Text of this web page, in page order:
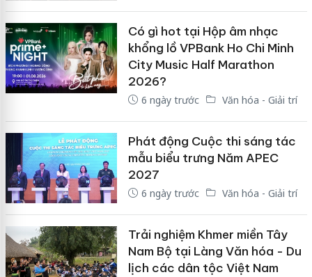
Có gì hot tại Hộp âm nhạc
khổng lồ VPBank Ho Chi Minh
City Music Half Marathon
2026?
6 ngày trước Văn hóa - Giải trí
Phát động Cuộc thi sáng tác
mẫu biểu trưng Năm APEC
2027
6 ngày trước Văn hóa - Giải trí
Trải nghiệm Khmer miền Tây
Nam Bộ tại Làng Văn hóa - Du
lịch các dân tộc Việt Nam